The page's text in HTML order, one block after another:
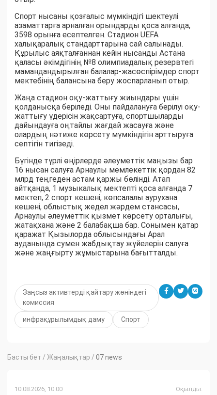
Спорт нысаны қозғалыс мүмкіндігі шектеулі
азаматтарға арналған орындарды қоса алғанда,
3598 орынға есептелген. Стадион UEFA
халықаралық стандарттарына сай салынады.
Құрылыс аяқталғаннан кейін нысанды Астана
қаласы әкімдігінің №8 олимпиадалық резервтегі
мамандандырылған балалар-жасөспірімдер спорт
мектебінің балансына беру жоспарланып отыр.
Жаңа стадион оқу-жаттығу жиындары үшін
қолданысқа беріледі. Оны пайдалануға берілуі оқу-
жаттығу үдерісін жақсартуға, спортшыларды
дайындауға оңтайлы жағдай жасауға және
олардың нәтиже көрсету мүмкіндігін арттыруға
септігін тигізеді.
Бүгінде түрлі өңірлерде әлеуметтік маңызы бар
16 нысан салуға Арнаулы мемлекеттік қордан 82
млрд теңгеден астам қаржы бөлінді. Атап
айтқанда, 1 музыкалық мектепті қоса алғанда 7
мектеп, 2 спорт кешені, көпсалалы аурухана
кешені, облыстық жедел жәрдем стансасы,
Арнаулы әлеуметтік қызмет көрсету орталығы,
жатақхана және 2 балабақша бар. Сонымен қатар
қаражат Қызылорда облысындағы Арал
ауданында сумен жабдықтау жүйелерін салуға
және жаңғырту жұмыстарына бағытталды.
Заңсыз активтерді қайтару жөніндегі
комиссия
инфрақұрылымдық даму Спорт
Басты бет / Жаңалықтар / 07 news
10.08.2026, 10:00 Оқылды: